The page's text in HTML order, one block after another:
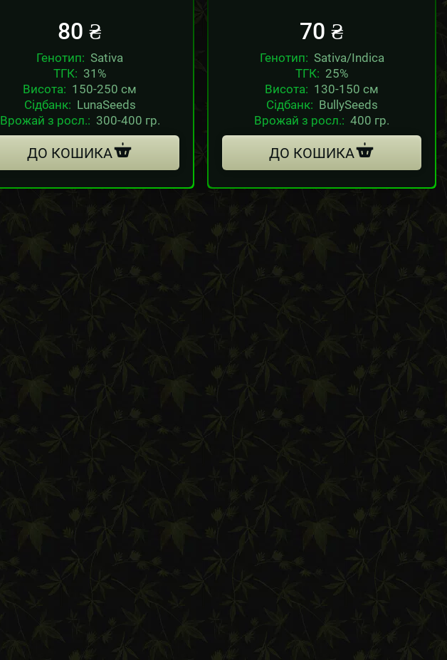
80₴
Генотип: Sativa
ТГК: 31%
Висота: 150-250 см
Сідбанк: LunaSeeds
Врожай з росл.: 300-400 гр.
ДО КОШИКА
70₴
Генотип: Sativa/Indica
ТГК: 25%
Висота: 130-150 см
Сідбанк: BullySeeds
Врожай з росл.: 400 гр.
ДО КОШИКА